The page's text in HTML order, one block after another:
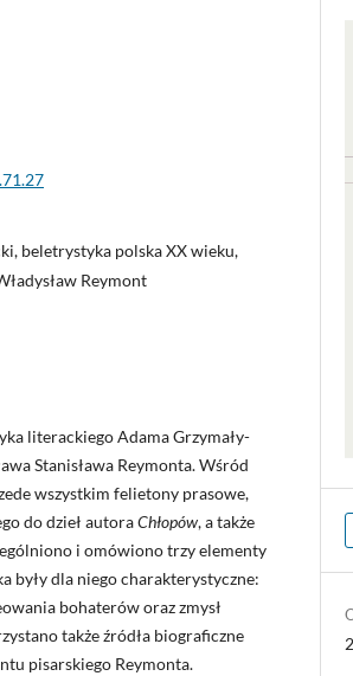
beletrystyka polska XX wieku,
Reymont
literackiego Adama Grzymały-
Stanisława Reymonta. Wśród
wszystkim felietony prasowe,
do dzieł autoraChłopów, a także
i omówiono trzy elementy
były dla niego charakterystyczne:
bohaterów oraz zmysł
także źródła biograficzne
pisarskiego Reymonta.